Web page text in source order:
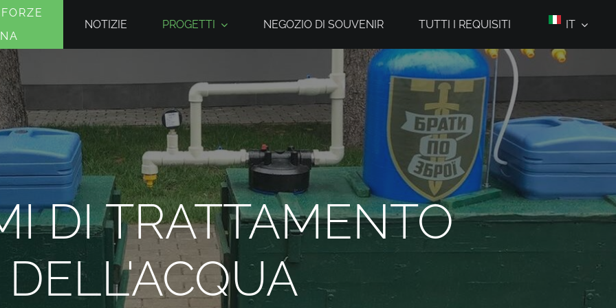
NOTIZIE PROGETTI NEGOZIO DI SOUVENIR TUTTI I REQUISITI IT
DI TRATTAMENTO
DELL'ACQUA